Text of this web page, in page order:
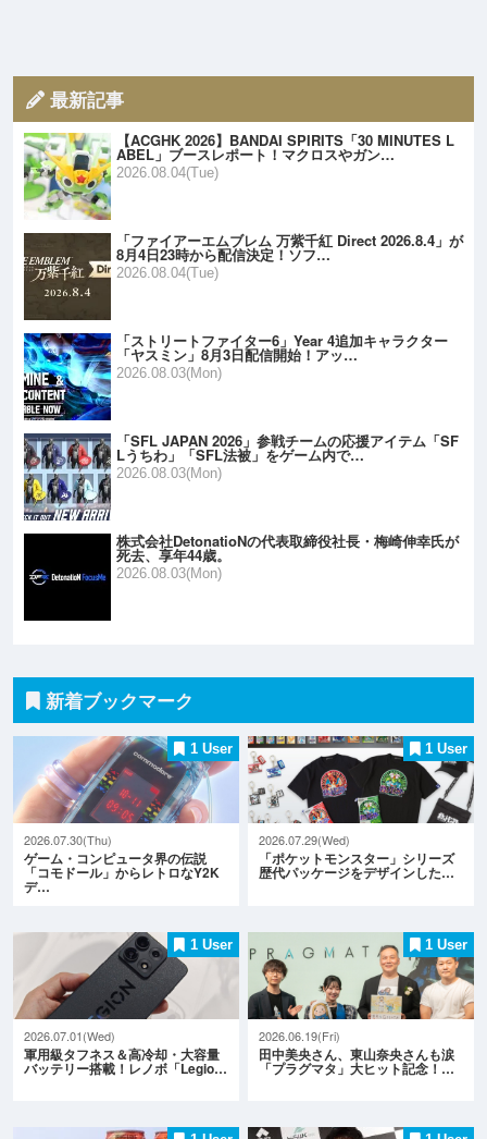
最新記事
【ACGHK 2026】BANDAI SPIRITS「30 MINUTES L
ABEL」ブースレポート！マクロスやガン…
2026.08.04(Tue)
「ファイアーエムブレム 万紫千紅 Direct 2026.8.4」が
8月4日23時から配信決定！ソフ…
2026.08.04(Tue)
「ストリートファイター6」Year 4追加キャラクター
「ヤスミン」8月3日配信開始！アッ…
2026.08.03(Mon)
「SFL JAPAN 2026」参戦チームの応援アイテム「SF
Lうちわ」「SFL法被」をゲーム内で…
2026.08.03(Mon)
株式会社DetonatioNの代表取締役社長・梅崎伸幸氏が
死去、享年44歳。
2026.08.03(Mon)
新着ブックマーク
1 User
2026.07.30(Thu)
ゲーム・コンピュータ界の伝説
「コモドール」からレトロなY2K
デ…
1 User
2026.07.29(Wed)
「ポケットモンスター」シリーズ
歴代パッケージをデザインした…
1 User
2026.07.01(Wed)
軍用級タフネス＆高冷却・大容量
バッテリー搭載！レノボ「Legio…
1 User
2026.06.19(Fri)
田中美央さん、東山奈央さんも涙
「プラグマタ」大ヒット記念！…